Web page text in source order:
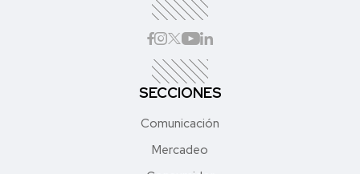
SECCIONES
Comunicación
Mercadeo